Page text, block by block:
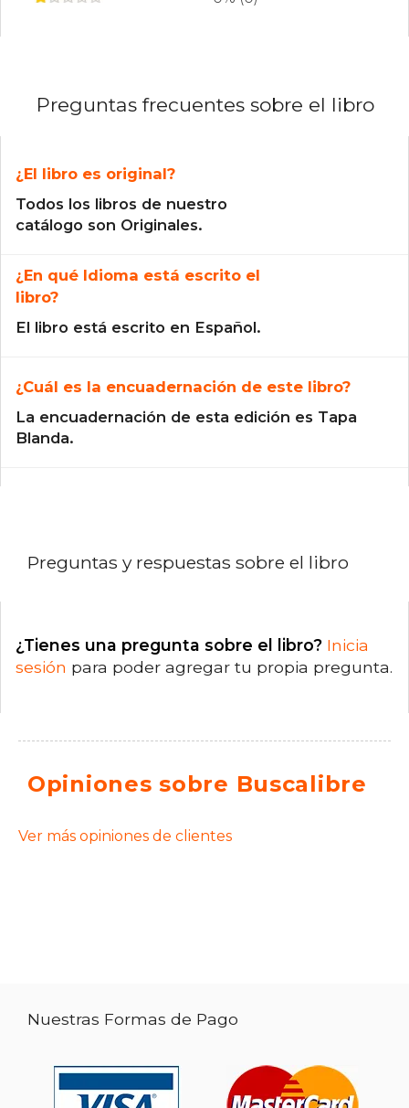
Preguntas frecuentes sobre el libro
¿El libro es original?
Todos los libros de nuestro
catálogo son Originales.
¿En qué Idioma está escrito el
libro?
El libro está escrito en Español.
¿Cuál es la encuadernación de este libro?
La encuadernación de esta edición es Tapa
Blanda.
Preguntas y respuestas sobre el libro
¿Tienes una pregunta sobre el libro? Inicia
sesión para poder agregar tu propia pregunta.
Opiniones sobre Buscalibre
Ver más opiniones de clientes
Nuestras Formas de Pago